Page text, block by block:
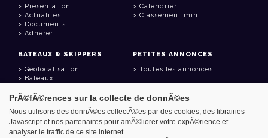
Présentation
Actualités
Documents
Adhérer
Calendrier
Classement mini
BATEAUX & SKIPPERS
Géolocalisation
Bateaux
PETITES ANNONCES
Toutes les annonces
LIENS UTILES
Espace adhérent
Contact
PrÃ©fÃ©rences sur la collecte de donnÃ©es
Nous utilisons des donnÃ©es collectÃ©es par des cookies, des librairies
Javascript et nos partenaires pour amÃ©liorer votre expÃ©rience et
analyser le traffic de ce site internet.